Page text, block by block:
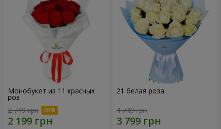
Монобукет из 11 красных
роз
2 749 грн
21 белая роза
4 749 грн